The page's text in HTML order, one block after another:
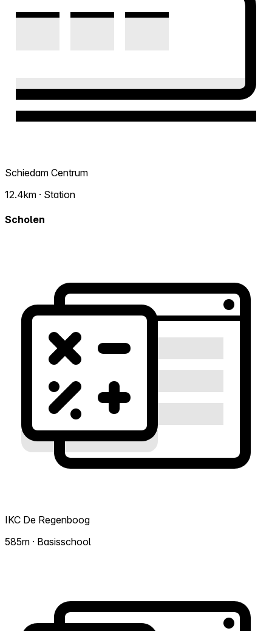
Schiedam Centrum
12.4km · Station
Scholen
IKC De Regenboog
585m · Basisschool